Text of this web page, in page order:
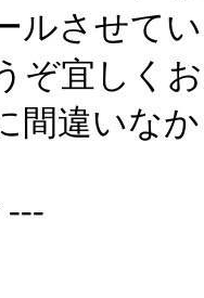
ルさせて
ぞ宜しく
間違い
---